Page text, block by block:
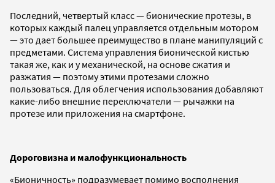
Последний, четвертый класс — бионические протезы, в
которых каждый палец управляется отдельным мотором
— это дает большее преимущество в плане манипуляций с
предметами. Система управления бионической кистью
такая же, как и у механической, на основе сжатия и
разжатия — поэтому этими протезами сложно
пользоваться. Для облегчения использования добавляют
какие-либо внешние переключатели — рычажки на
протезе или приложения на смартфоне.
Дороговизна и малофункциональность
«Бионичность» подразумевает помимо восполнения